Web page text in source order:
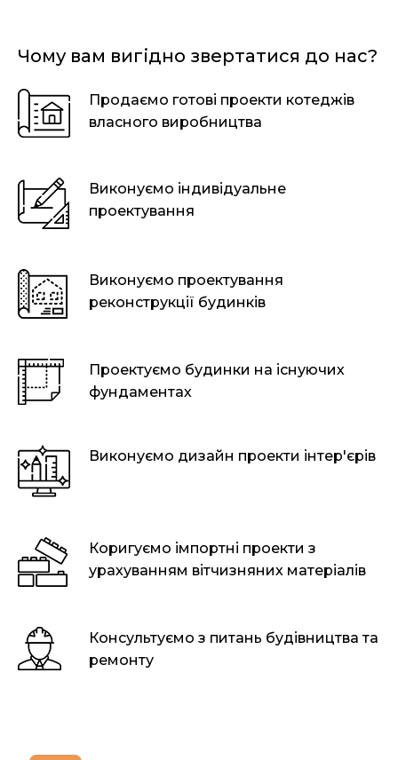
Чому вам вигідно звертатися до нас?
Продаємо готові проекти котеджів
власного виробництва
Виконуємо індивідуальне
проектування
Виконуємо проектування
реконструкції будинків
Проектуємо будинки на існуючих
фундаментах
Виконуємо дизайн проекти інтер'єрів
Коригуємо імпортні проекти з
урахуванням вітчизняних матеріалів
Консультуємо з питань будівництва та
ремонту